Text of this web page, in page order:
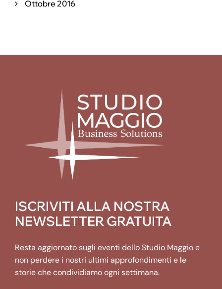
Ottobre 2016
ISCRIVITI ALLA NOSTRA
NEWSLETTER GRATUITA
Resta aggiornato sugli eventi dello Studio Maggio e
non perdere i nostri ultimi approfondimenti e le
storie che condividiamo ogni settimana.